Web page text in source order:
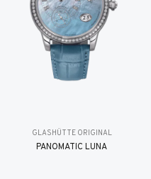
GLASHÜTTE ORIGINAL
PANOMATIC LUNA